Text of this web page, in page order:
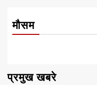
मौसम
प्रमुख खबरे